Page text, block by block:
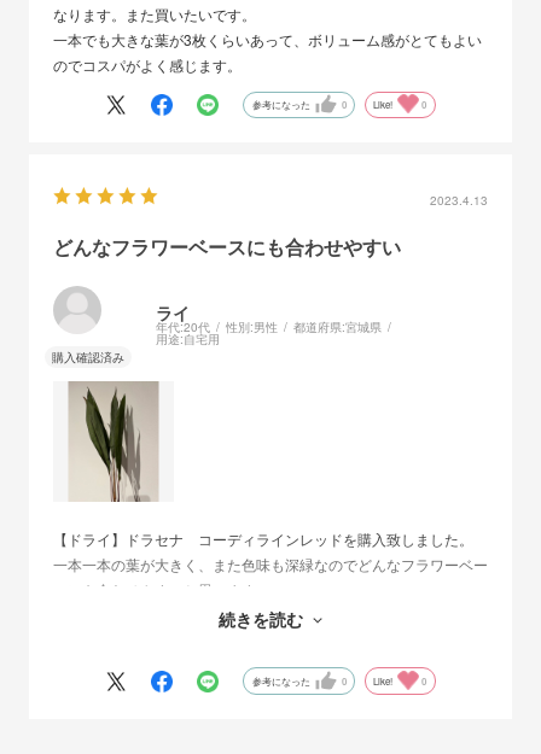
なります。また買いたいです。
一本でも大きな葉が3枚くらいあって、ボリューム感がとてもよい
のでコスパがよく感じます。
参考になった 0 Like! 0
2023.4.13
どんなフラワーベースにも合わせやすい
ライ
年代:20代 性別:男性 都道府県:宮城県
用途:自宅用
【ドライ】ドラセナ コーディラインレッドを購入致しました。
一本一本の葉が大きく、また色味も深緑なのでどんなフラワーベー
スにも合わせやすいと思います。
フラワーベースの後ろ側に広がるようにして飾るのが良かったで
続きを読む
参考になった 0 Like! 0